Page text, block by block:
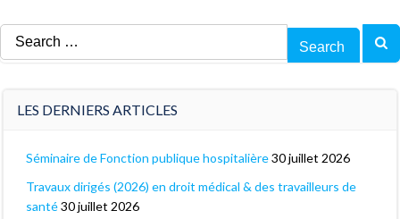
Search
for:
LES DERNIERS ARTICLES
Séminaire de Fonction publique hospitalière30 juillet 2026
Travaux dirigés (2026) en droit médical & des travailleurs de
santé30 juillet 2026